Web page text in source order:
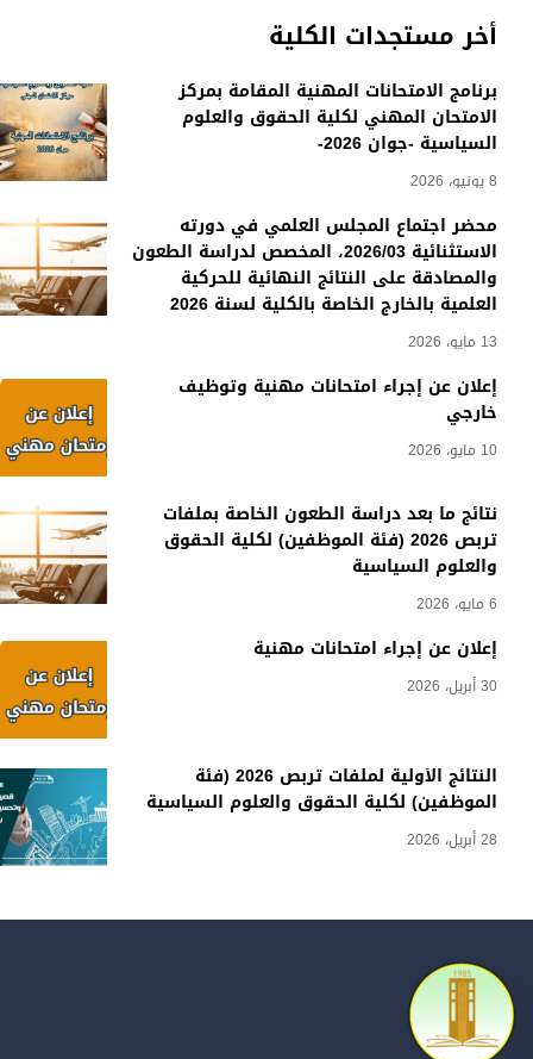
أخر مستجدات الكلية
برنامج الامتحانات المهنية المقامة بمركز
الامتحان المهني لكلية الحقوق والعلوم
السياسية -جوان 2026-
8 يونيو، 2026
محضر اجتماع المجلس العلمي في دورته
الاستثنائية 2026/03، المخصص لدراسة الطعون
والمصادقة على النتائج النهائية للحركية
العلمية بالخارج الخاصة بالكلية لسنة 2026
13 مايو، 2026
إعلان عن إجراء امتحانات مهنية وتوظيف
خارجي
10 مايو، 2026
نتائج ما بعد دراسة الطعون الخاصة بملفات
تربص 2026 (فئة الموظفين) لكلية الحقوق
والعلوم السياسية
6 مايو، 2026
إعلان عن إجراء امتحانات مهنية
30 أبريل، 2026
النتائج الأولية لملفات تربص 2026 (فئة
الموظفين) لكلية الحقوق والعلوم السياسية
28 أبريل، 2026